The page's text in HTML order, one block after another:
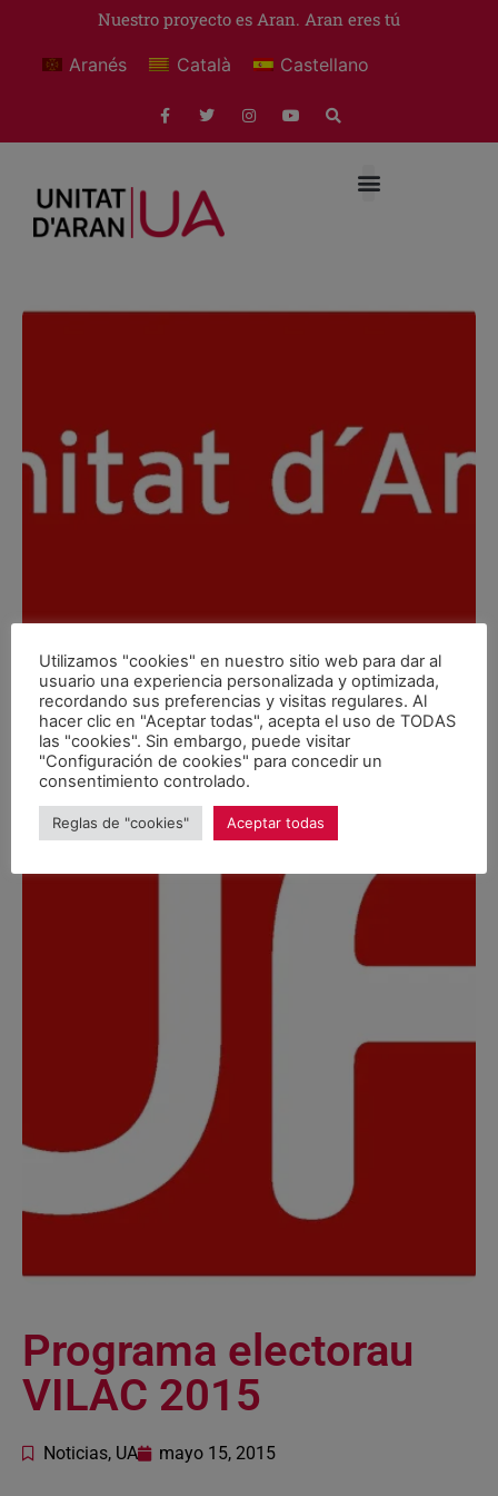
Nuestro proyecto es Aran. Aran eres tú
Aranés Català Castellano
Programa electorau
VILAC 2015
Noticias, UA mayo 15, 2015
Utilizamos "cookies" en nuestro sitio web para dar al
usuario una experiencia personalizada y optimizada,
recordando sus preferencias y visitas regulares. Al
hacer clic en "Aceptar todas", acepta el uso de TODAS
las "cookies". Sin embargo, puede visitar
"Configuración de cookies" para concedir un
consentimiento controlado.
Reglas de "cookies" Aceptar todas